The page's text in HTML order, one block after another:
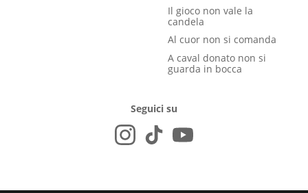
Il gioco non vale la
candela
Al cuor non si comanda
A caval donato non si
guarda in bocca
Seguici su